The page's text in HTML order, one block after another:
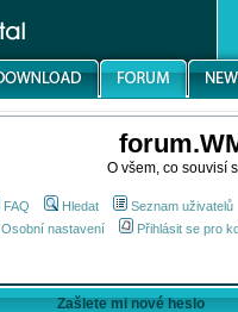
O všem, co souvisí
FAQ Hledat Seznam uživatelů
Osobní nastavení
Přihlásit se pro
Zašlete mi nové heslo